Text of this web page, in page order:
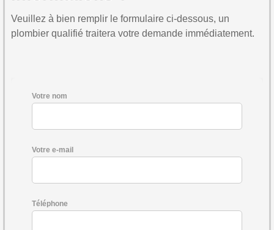
Veuillez à bien remplir le formulaire ci-dessous, un
plombier qualifié traitera votre demande immédiatement.
Votre nom
Votre e-mail
Téléphone